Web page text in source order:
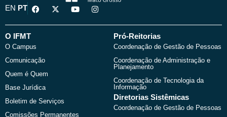
EN PT
F
a
e
o
k
X
-
w
Y
o
t
I
n
t
O IFMT
O Campus
Comunicação
Quem é Quem
Base Jurídica
Boletim de Serviços
Comissões Permanentes
Pró-Reitorias
Coordenação de Gestão de Pessoas
Coordenação de Administração e
Planejamento
Coordenação de Tecnologia da
Informação
Diretorias Sistêmicas
Coordenação de Gestão de Pessoas